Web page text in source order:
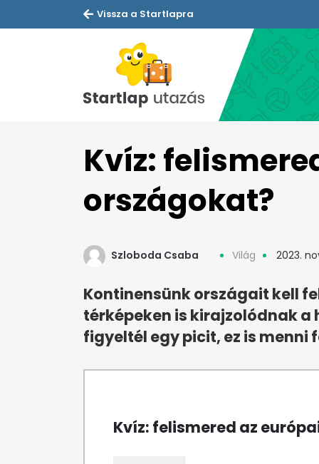
Vissza a Startlapra
Kvíz:
országokat?
Szloboda Csaba Világ 2023.
Kontinensünk országait kell
térképeken is kirajzolódnak
figyeltél egy picit, ez is menni
Kvíz: felismered az